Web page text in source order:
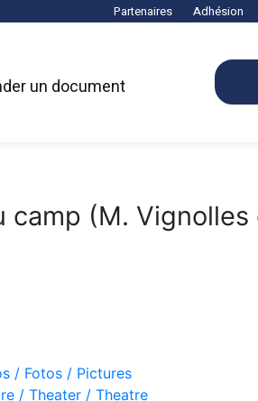
Partenaires Adhésion
un document
(M. Vignolles
/ Fotos / Pictures
/ Theater / Theatre